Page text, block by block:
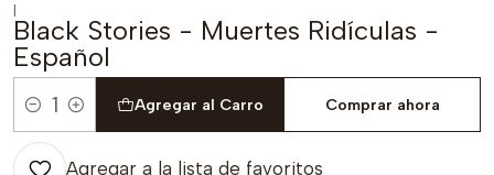
|
Black Stories - Muertes Ridículas -
Español
Cantidad
Agregar al Carro Comprar ahora
Agregar a la lista de favoritos